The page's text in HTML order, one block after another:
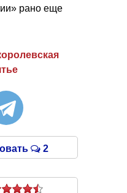
рано еще
2